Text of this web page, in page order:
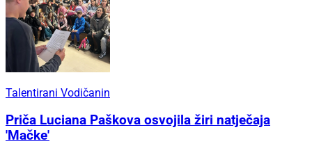
Talentirani Vodičanin
Priča Luciana Paškova osvojila žiri natječaja
'Mačke'